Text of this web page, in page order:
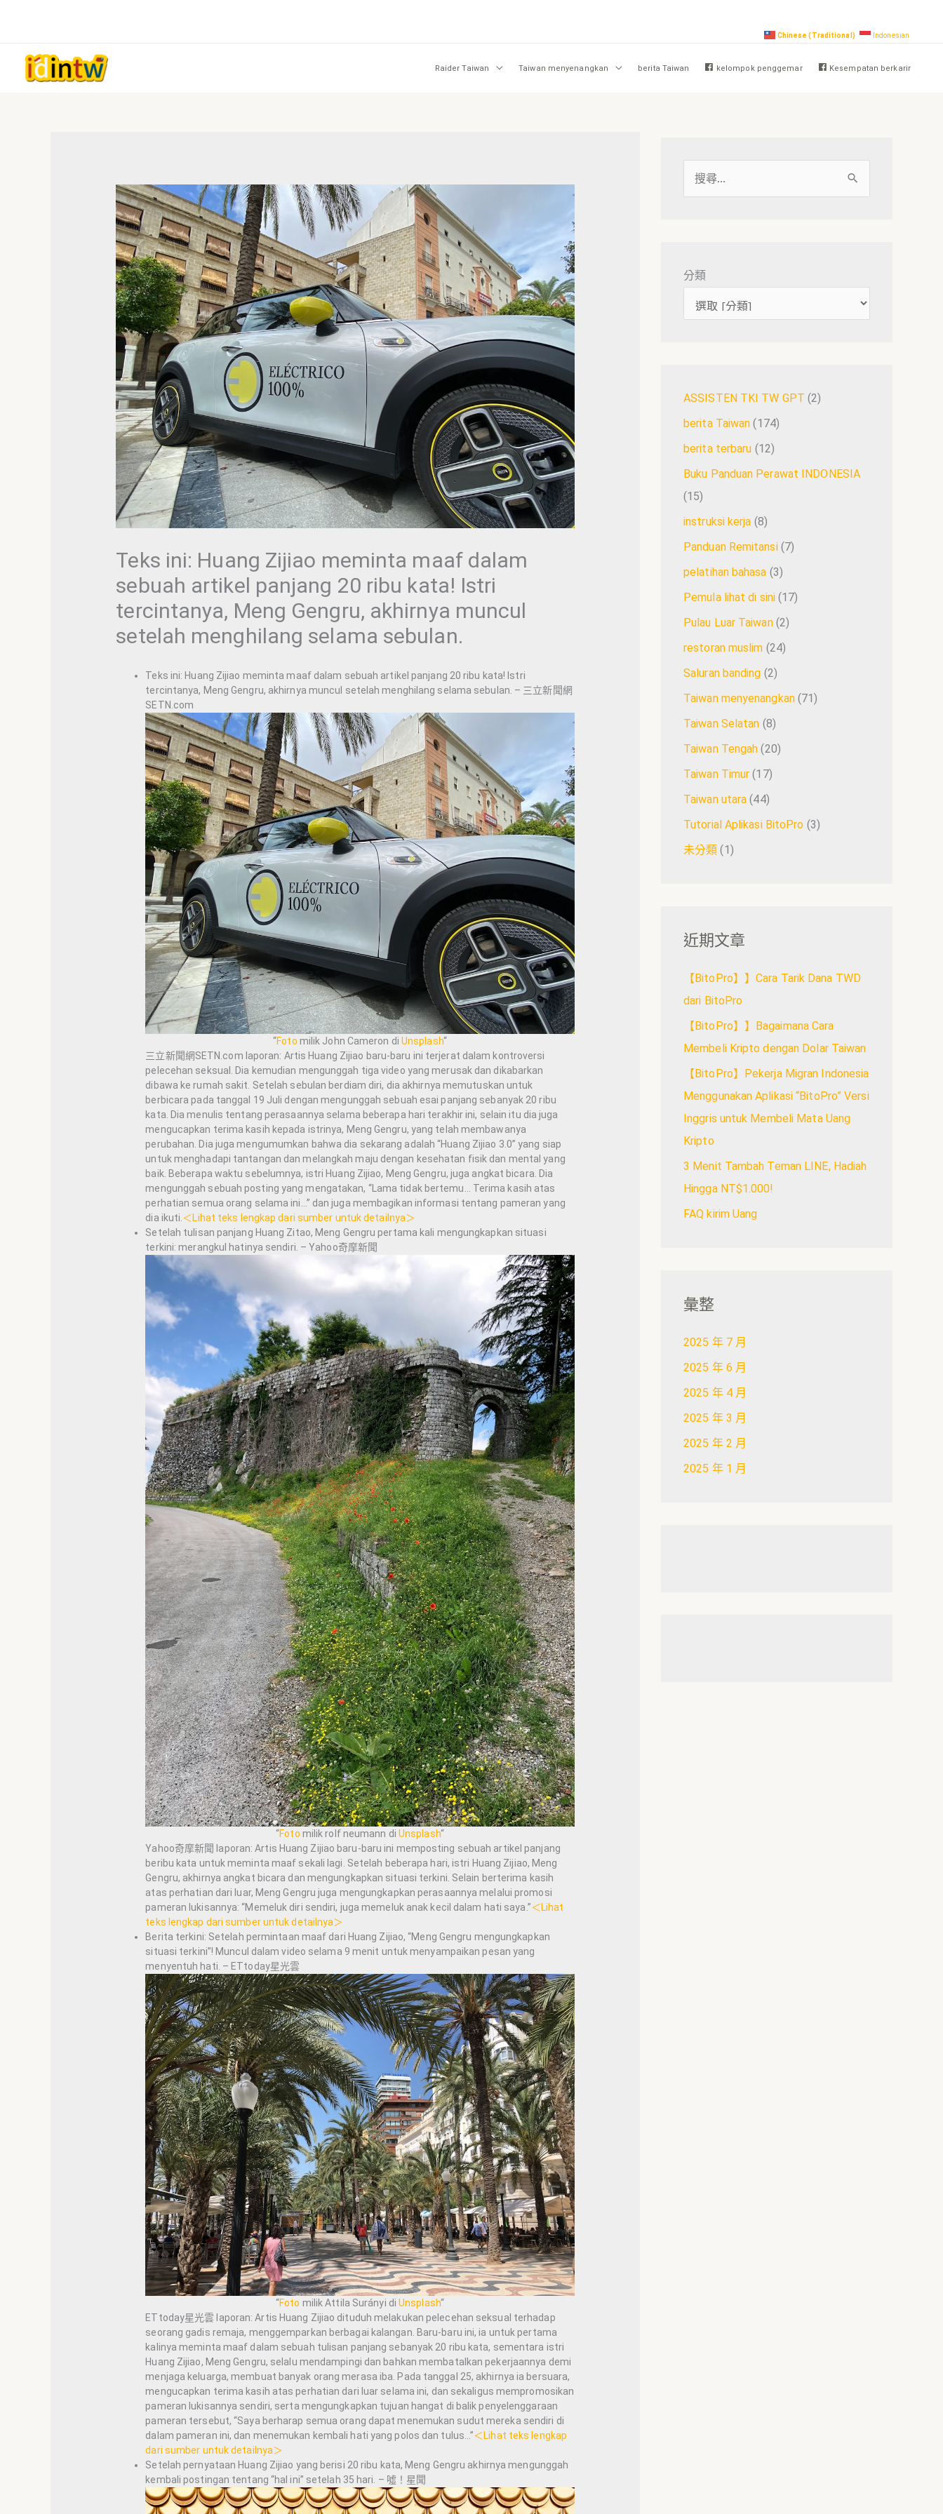
Chinese (Traditional) Indonesian
Raider Taiwan Taiwan menyenangkan berita Taiwan kelompok penggemar Kesempatan berkarir
Teks ini: Huang Zijiao meminta maaf dalam
sebuah artikel panjang 20 ribu kata! Istri
tercintanya, Meng Gengru, akhirnya muncul
setelah menghilang selama sebulan.
Teks ini: Huang Zijiao meminta maaf dalam sebuah artikel panjang 20 ribu kata! Istri
tercintanya, Meng Gengru, akhirnya muncul setelah menghilang selama sebulan. – 三立新聞網
SETN.com
“Foto milik John Cameron di Unsplash“
三立新聞網SETN.com laporan: Artis Huang Zijiao baru-baru ini terjerat dalam kontroversi
pelecehan seksual. Dia kemudian mengunggah tiga video yang merusak dan dikabarkan
dibawa ke rumah sakit. Setelah sebulan berdiam diri, dia akhirnya memutuskan untuk
berbicara pada tanggal 19 Juli dengan mengunggah sebuah esai panjang sebanyak 20 ribu
kata. Dia menulis tentang perasaannya selama beberapa hari terakhir ini, selain itu dia juga
mengucapkan terima kasih kepada istrinya, Meng Gengru, yang telah membawanya
perubahan. Dia juga mengumumkan bahwa dia sekarang adalah “Huang Zijiao 3.0” yang siap
untuk menghadapi tantangan dan melangkah maju dengan kesehatan fisik dan mental yang
baik. Beberapa waktu sebelumnya, istri Huang Zijiao, Meng Gengru, juga angkat bicara. Dia
mengunggah sebuah posting yang mengatakan, “Lama tidak bertemu… Terima kasih atas
perhatian semua orang selama ini…” dan juga membagikan informasi tentang pameran yang
dia ikuti. ＜Lihat teks lengkap dari sumber untuk detailnya＞
Setelah tulisan panjang Huang Zitao, Meng Gengru pertama kali mengungkapkan situasi
terkini: merangkul hatinya sendiri. – Yahoo奇摩新聞
“Foto milik rolf neumann di Unsplash“
Yahoo奇摩新聞 laporan: Artis Huang Zijiao baru-baru ini memposting sebuah artikel panjang
beribu kata untuk meminta maaf sekali lagi. Setelah beberapa hari, istri Huang Zijiao, Meng
Gengru, akhirnya angkat bicara dan mengungkapkan situasi terkini. Selain berterima kasih
atas perhatian dari luar, Meng Gengru juga mengungkapkan perasaannya melalui promosi
pameran lukisannya: “Memeluk diri sendiri, juga memeluk anak kecil dalam hati saya.”＜Lihat
teks lengkap dari sumber untuk detailnya＞
Berita terkini: Setelah permintaan maaf dari Huang Zijiao, “Meng Gengru mengungkapkan
situasi terkini”! Muncul dalam video selama 9 menit untuk menyampaikan pesan yang
menyentuh hati. – ETtoday星光雲
“Foto milik Attila Surányi diUnsplash“
ETtoday星光雲 laporan: Artis Huang Zijiao dituduh melakukan pelecehan seksual terhadap
seorang gadis remaja, menggemparkan berbagai kalangan. Baru-baru ini, ia untuk pertama
kalinya meminta maaf dalam sebuah tulisan panjang sebanyak 20 ribu kata, sementara istri
Huang Zijiao, Meng Gengru, selalu mendampingi dan bahkan membatalkan pekerjaannya demi
menjaga keluarga, membuat banyak orang merasa iba. Pada tanggal 25, akhirnya ia bersuara,
mengucapkan terima kasih atas perhatian dari luar selama ini, dan sekaligus mempromosikan
pameran lukisannya sendiri, serta mengungkapkan tujuan hangat di balik penyelenggaraan
pameran tersebut, “Saya berharap semua orang dapat menemukan sudut mereka sendiri di
dalam pameran ini, dan menemukan kembali hati yang polos dan tulus…”＜Lihat teks lengkap
dari sumber untuk detailnya＞
Setelah pernyataan Huang Zijiao yang berisi 20 ribu kata, Meng Gengru akhirnya mengunggah
kembali postingan tentang “hal ini” setelah 35 hari. – 噓！星聞
字
分類
ASSISTEN TKI TW GPT (2)
berita Taiwan (174)
berita terbaru (12)
Buku Panduan Perawat INDONESIA
(15)
instruksi kerja (8)
Panduan Remitansi(7)
pelatihan bahasa (3)
Pemula lihat di sini (17)
Pulau Luar Taiwan(2)
restoran muslim (24)
Saluran banding (2)
Taiwan menyenangkan(71)
Taiwan Selatan (8)
Taiwan Tengah (20)
Taiwan Timur (17)
Taiwan utara (44)
Tutorial Aplikasi BitoPro (3)
未分類 (1)
近期文章
【BitoPro】】Cara Tarik Dana TWD
dari BitoPro
【BitoPro】】Bagaimana Cara
Membeli Kripto dengan Dolar Taiwan
【BitoPro】Pekerja Migran Indonesia
Menggunakan Aplikasi “BitoPro” Versi
Inggris untuk Membeli Mata Uang
Kripto
3 Menit Tambah Teman LINE, Hadiah
Hingga NT$1.000!
FAQ kirim Uang
彙整
2025 年 7 月
2025 年 6 月
2025 年 4 月
2025 年 3 月
2025 年 2 月
2025 年 1 月